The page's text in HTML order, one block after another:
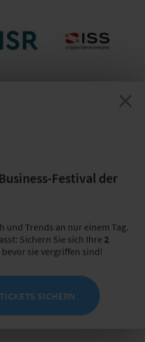
für innovative
Versicherungssoftware
mbH
Umweltschutz und
Sicherheitstechnik
Festival der
und Trends an nur einem Tag.
Sichern Sie sich Ihre 2
bevor sie vergriffen sind!
SICHERN